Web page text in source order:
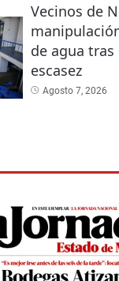
Vecinos de
de agua tras
escasez
Agosto 7, 2026